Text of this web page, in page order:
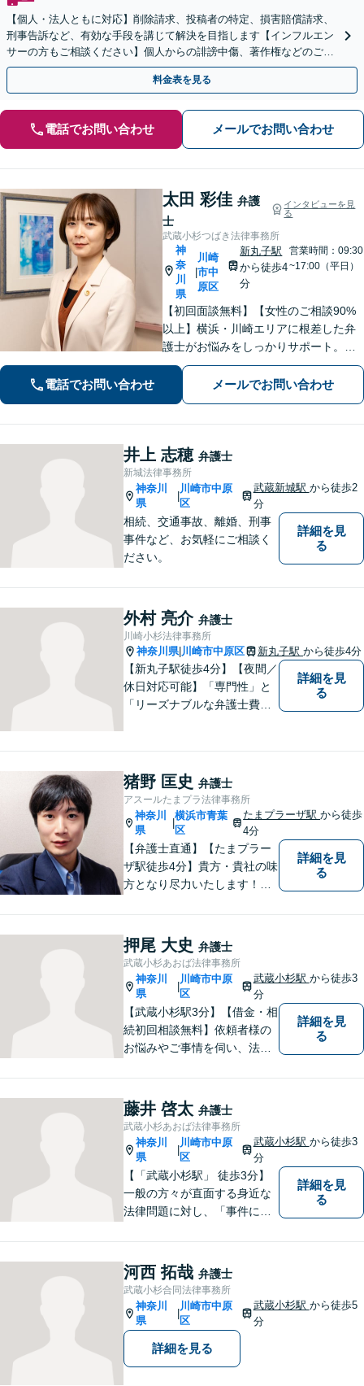
【個人・法人ともに対応】削除請求、投稿者の特定、損害賠償請求、
刑事告訴など、有効な手段を講じて解決を目指します【インフルエン
サーの方もご相談ください】個人からの誹謗中傷、著作権などのご相
談もお任せください【土日祝日面談可】
料金表を見る
電話でお問い合わせ メールでお問い合わせ
太田 彩佳 弁護
士
インタビューを見
る
武蔵小杉つばき法律事務所
神
奈
川
県
|
川崎
市中
原区
新丸子駅
から徒歩4
分
営業時間：09:30
~17:00（平日）
【初回面談無料】【女性のご相談90%
以上】横浜・川崎エリアに根差した弁
護士がお悩みをしっかりサポート。明
るい将来を切り拓く「あなたのパート
ナー」として、困難な時期を乗り越え
ませんか？
電話でお問い合わせ メールでお問い合わせ
井上 志穂 弁護士
新城法律事務所
神奈川
県
川崎市中原
区
武蔵新城駅 から徒歩2
分
相続、交通事故、離婚、刑事
事件など、お気軽にご相談く
ださい。
詳細を見
る
外村 亮介 弁護士
川崎小杉法律事務所
神奈川県| 川崎市中原区 新丸子駅 から徒歩4分
【新丸子駅徒歩4分】【夜間／
休日対応可能】「専門性」と
「リーズナブルな弁護士費
事務所を目指しています。
【初回面談無料】法律トラブ
ルでお悩みの方は、お気軽に
ご相談ください。
詳細を見
る
猪野 匡史 弁護士
アスールたまプラ法律事務所
神奈川
県
|
横浜市青葉
区
たまプラーザ駅から徒歩
4分
【弁護士直通】【たまプラー
ザ駅徒歩4分】貴方・貴社の味
方となり尽力いたします！当
すのでまずはお気軽にご相談
ください。
詳細を見
る
押尾 大史 弁護士
武蔵小杉あおば法律事務所
神奈川
県
川崎市中原
区
武蔵小杉駅 から徒歩3
分
【武蔵小杉駅3分】【借金・相
続初回相談無料】依頼者様の
お悩みやご事情を伺い、法的
を丁寧にご説明いたします。
なんでも気軽に相談できる
「町のお医者さん」のような
弁護士でありたいと思ってお
ります。【電話相談可】
詳細を見
る
藤井 啓太 弁護士
武蔵小杉あおば法律事務所
神奈川
県
川崎市中原
区
武蔵小杉駅 から徒歩3
分
【「武蔵小杉駅」 徒歩3分】
一般の方々が直面する身近な
法律問題に対し、「事件に大
信念で対応しています。どん
なに小さな問題でも、真剣に
向き合い、最善の解決策をご
提案します。【近隣駐車場】
詳細を見
る
河西 拓哉 弁護士
武蔵小杉合同法律事務所
神奈川
県
川崎市中原
区
武蔵小杉駅 から徒歩5
分
詳細を見る